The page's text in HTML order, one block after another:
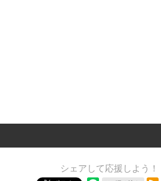
シェアして応援しよう！